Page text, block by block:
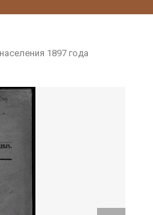
1897 года